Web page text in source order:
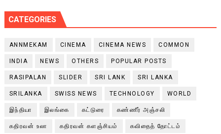
CATEGORIES
ANNMEKAM CINEMA CINEMA NEWS COMMON
INDIA NEWS OTHERS POPULAR POSTS
RASIPALAN SLIDER SRI LANK SRI LANKA
SRILANKA SWISS NEWS TECHNOLOGY WORLD
இந்தியா இலங்கை கட்டுரை கண்ணீர் அஞ்சலி
கதிரவன் உலா கதிரவன் களஞ்சியம் கவிதைத் தோட்டம்